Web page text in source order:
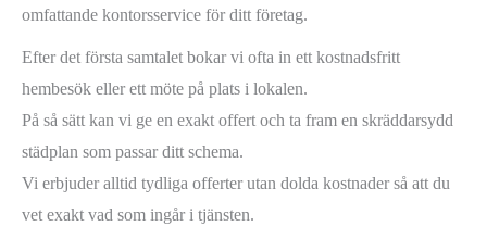
omfattande kontorsservice för ditt företag.
Efter det första samtalet bokar vi ofta in ett kostnadsfritt
hembesök eller ett möte på plats i lokalen.
På så sätt kan vi ge en exakt offert och ta fram en skräddarsydd
städplan som passar ditt schema.
Vi erbjuder alltid tydliga offerter utan dolda kostnader så att du
vet exakt vad som ingår i tjänsten.